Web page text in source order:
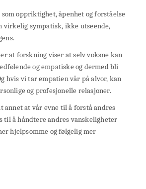
som oppriktighet, åpenhet og forståelse
virkelig sympatisk, ikke utseende,
at forskning viser at selv voksne kan
og empatiske og dermed bli
hvis vi tar empatien vår på alvor, kan
og profesjonelle relasjoner.
annet at vår evne til å forstå andres
til å håndtere andres vanskeligheter
hjelpsomme og følgelig mer